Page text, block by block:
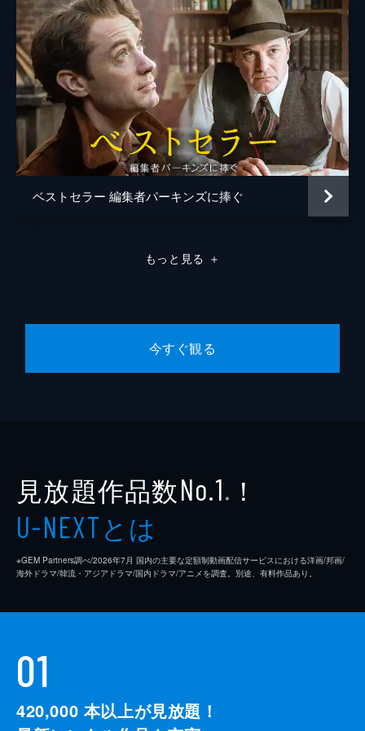
ベストセラー 編集者パーキンズに捧ぐ
もっと見る ＋
今すぐ観る
見放題作品数No.1 ※ ！
U-NEXTとは
※GEM Partners調べ/2026年7⽉ 国内の主要な定額制動画配信サービスにおける洋画/邦画/
海外ドラマ/韓流・アジアドラマ/国内ドラマ/アニメを調査。別途、有料作品あり。
01
420,000 本以上が見放題！